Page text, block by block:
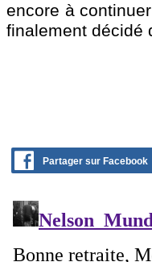
encore à
finalement décidé
Partager sur Facebook